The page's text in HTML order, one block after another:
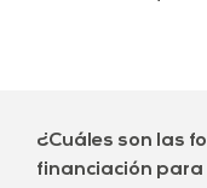
¿Cuáles son las
financiación para